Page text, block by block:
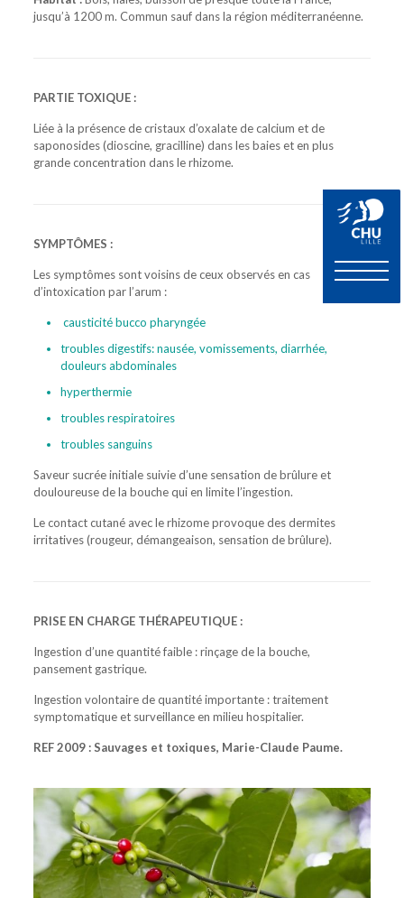
jusqu’à 1200 m. Commun sauf dans la région méditerranéenne.
PARTIE TOXIQUE :
Liée à la présence de cristaux d’oxalate de calcium et de
saponosides (dioscine, gracilline) dans les baies et en plus
grande concentration dans le rhizome.
SYMPTÔMES :
Les symptômes sont voisins de ceux observés en cas
d’intoxication par l’arum :
causticité bucco pharyngée
troubles digestifs: nausée, vomissements, diarrhée,
douleurs abdominales
hyperthermie
troubles respiratoires
troubles sanguins
Saveur sucrée initiale suivie d’une sensation de brûlure et
douloureuse de la bouche qui en limite l’ingestion.
Le contact cutané avec le rhizome provoque des dermites
irritatives (rougeur, démangeaison, sensation de brûlure).
PRISE EN CHARGE THÉRAPEUTIQUE :
Ingestion d’une quantité faible : rinçage de la bouche,
pansement gastrique.
Ingestion volontaire de quantité importante : traitement
symptomatique et surveillance en milieu hospitalier.
REF 2009 : Sauvages et toxiques, Marie-Claude Paume.